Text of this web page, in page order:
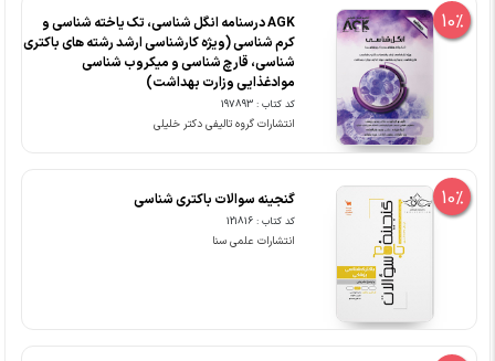
10%
AGK درسنامه انگل شناسی، تک یاخته شناسی و
کرم شناسی (ویژه کارشناسی ارشد رشته های باکتری
شناسی، قارچ شناسی و میکروب شناسی
موادغذایی وزارت بهداشت)
کد کتاب : 197893
انتشارات گروه تالیفی دکتر خلیلی
10% گنجینه سوالات باکتری شناسی
کد کتاب : 121816
انتشارات علمی سنا